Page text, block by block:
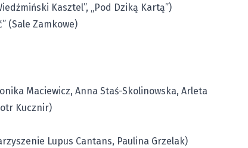
Kasztel”, „Pod Dziką Kartą”)
(Sale Zamkowe)
Maciewicz, Anna Staś-Skolinowska, Arleta
Kucznir)
Lupus Cantans, Paulina Grzelak)